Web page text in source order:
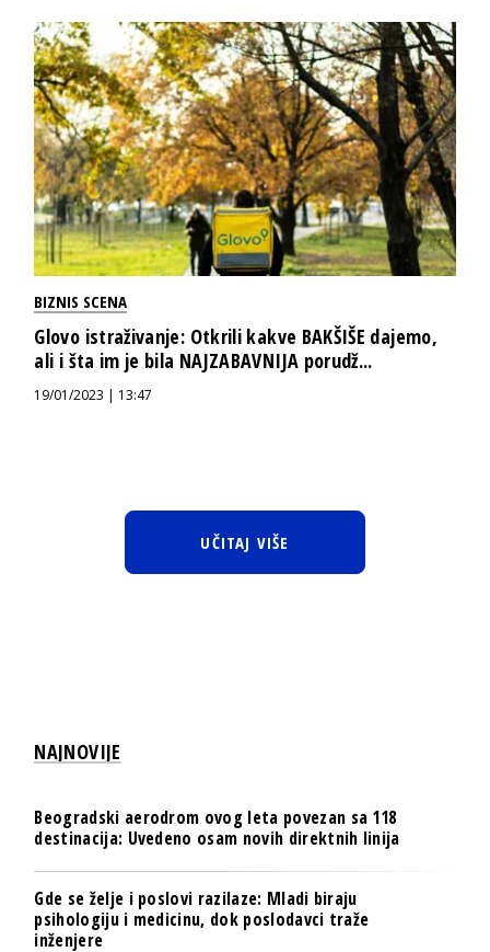
BIZNIS SCENA
Glovo istraživanje: Otkrili kakve BAKŠIŠE dajemo,
ali i šta im je bila NAJZABAVNIJA porudž...
19/01/2023 | 13:47
UČITAJ VIŠE
NAJNOVIJE
Beogradski aerodrom ovog leta povezan sa 118
destinacija: Uvedeno osam novih direktnih linija
Gde se želje i poslovi razilaze: Mladi biraju
psihologiju i medicinu, dok poslodavci traže
inženjere